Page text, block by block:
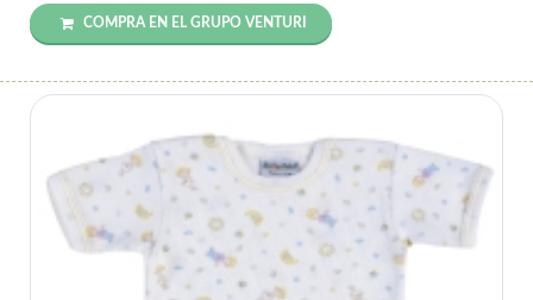
COMPRA EN EL GRUPO VENTURI